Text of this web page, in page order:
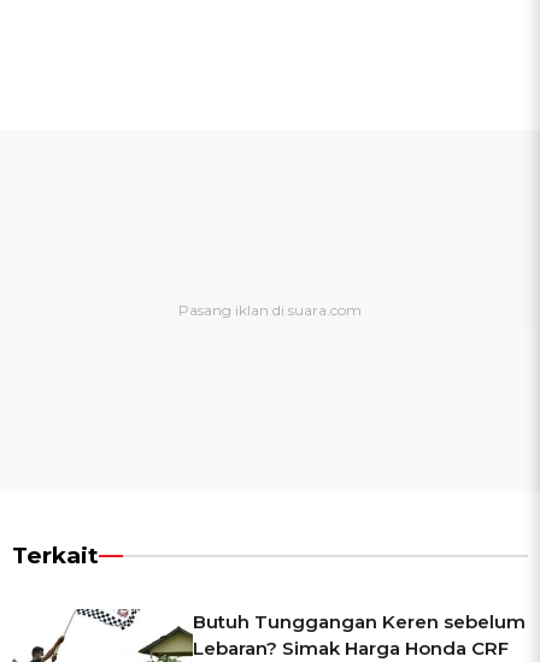
Terkait
Butuh Tunggangan Keren sebelum
Lebaran? Simak Harga Honda CRF